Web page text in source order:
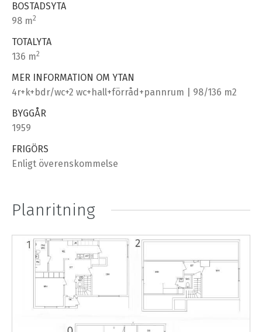
BOSTADSYTA
98 m2
TOTALYTA
136 m2
MER INFORMATION OM YTAN
4r+k+bdr/wc+2 wc+hall+förråd+pannrum | 98/136 m2
BYGGÅR
1959
FRIGÖRS
Enligt överenskommelse
Planritning